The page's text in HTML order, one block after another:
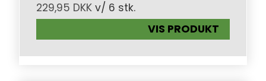
229,95 DKK v/ 6 stk.
VIS PRODUKT